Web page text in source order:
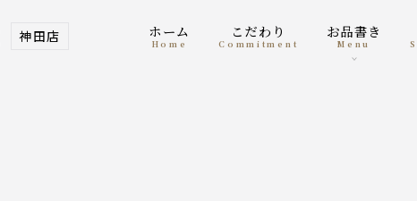
神田店 ホーム
home
こだわり
Commitment
お品書き
menu